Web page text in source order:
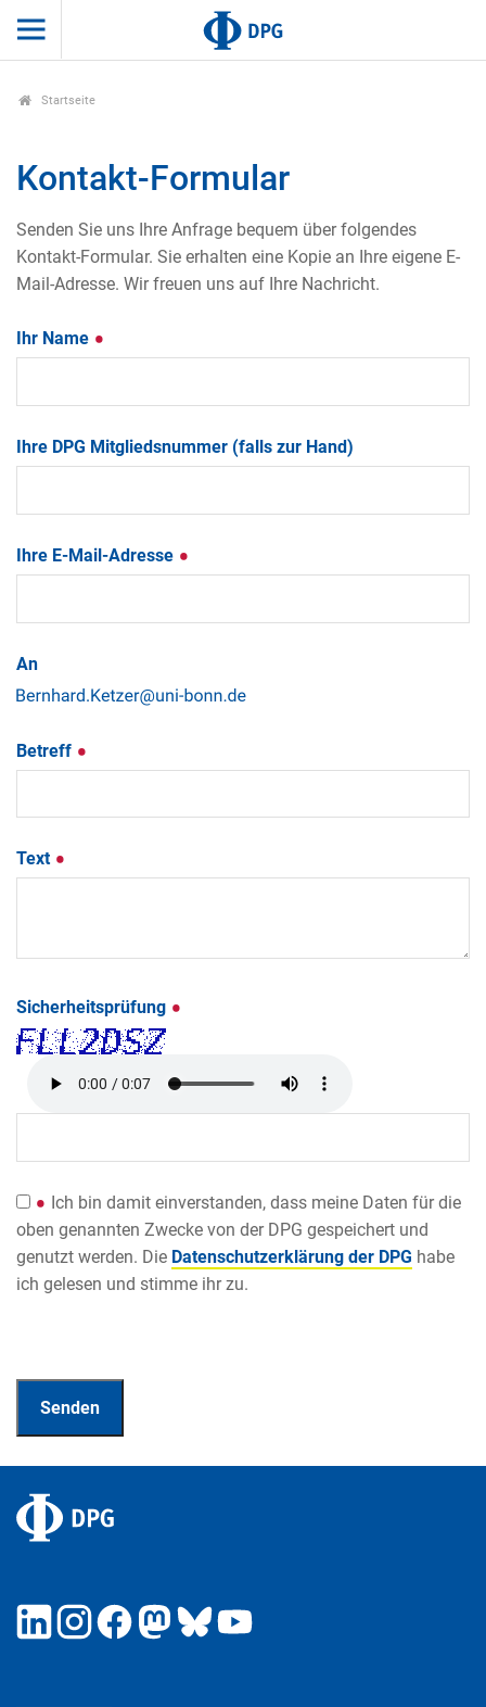
Startseite
Kontakt-Formular
Senden Sie uns Ihre Anfrage bequem über folgendes
Kontakt-Formular. Sie erhalten eine Kopie an Ihre eigene E-
Mail-Adresse. Wir freuen uns auf Ihre Nachricht.
Ihr Name
Ihre DPG Mitgliedsnummer (falls zur Hand)
Ihre E-Mail-Adresse
An
Betreff
Text
Sicherheitsprüfung
Ich bin damit einverstanden, dass meine Daten für die
oben genannten Zwecke von der DPG gespeichert und
genutzt werden. Die Datenschutzerklärung der DPG habe
ich gelesen und stimme ihr zu.